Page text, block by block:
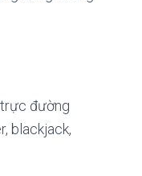
đường
blackjack,